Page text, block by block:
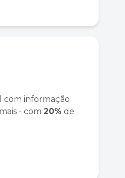
com informação
- com 20% de